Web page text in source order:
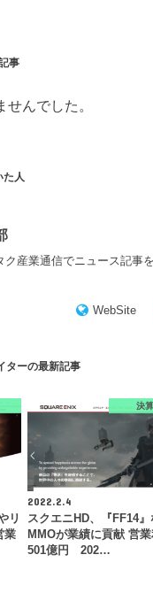
事
んでした。
た人
ク産業通信でニュース記事
WebSite
ターの最新記事
リ
業
決算
2022.2.4
スクエニHD、『FF14』
MMOが業績に貢献 営
501億円 202…